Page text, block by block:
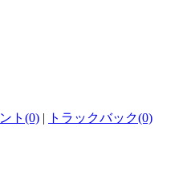
ト(0) | トラックバック(0)